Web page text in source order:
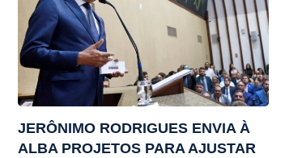
JERÔNIMO RODRIGUES ENVIA À
ALBA PROJETOS PARA AJUSTAR